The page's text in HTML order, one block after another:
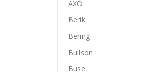
AXO
Berik
Bering
Bullson
Buse